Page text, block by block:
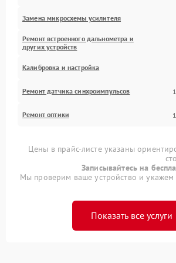
Замена микросхемы усилителя
Ремонт встроенного дальнометра и
других устройств
Калибровка и настройка
Ремонт датчика синхроимпульсов
Ремонт оптики
Цены в прайс-листе указаны
Записывайтесь на
Мы проверим ваше устройство и укажем
Показать все услуги